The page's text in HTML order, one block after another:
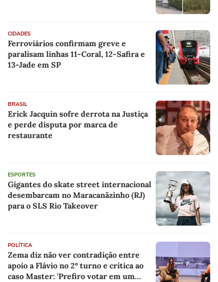
CIDADES
Ferroviários confirmam greve e
paralisam linhas 11-Coral, 12-Safira e
13-Jade em SP
BRASIL
Erick Jacquin sofre derrota na Justiça
e perde disputa por marca de
restaurante
ESPORTES
Gigantes do skate street internacional
desembarcam no Maracanãzinho (RJ)
para o SLS Rio Takeover
POLÍTICA
Zema diz não ver contradição entre
apoio a Flávio no 2º turno e crítica ao
caso Master: 'Prefiro votar em um